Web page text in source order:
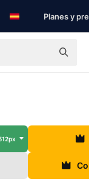
Planes y